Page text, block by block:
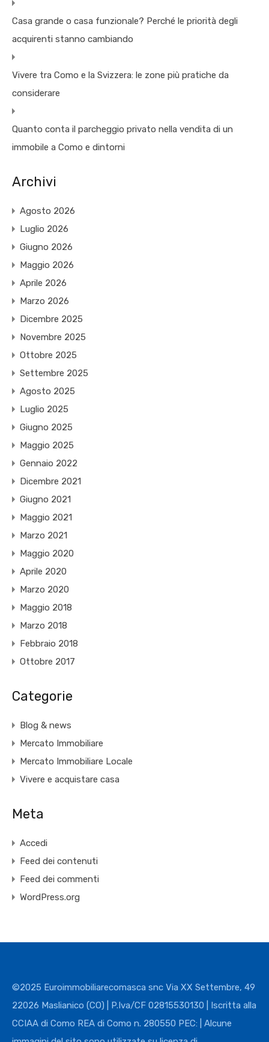
Casa grande o casa funzionale? Perché le priorità degli
acquirenti stanno cambiando
Vivere tra Como e la Svizzera: le zone più pratiche da
considerare
Quanto conta il parcheggio privato nella vendita di un
immobile a Como e dintorni
Archivi
Agosto 2026
Luglio 2026
Giugno 2026
Maggio 2026
Aprile 2026
Marzo 2026
Dicembre 2025
Novembre 2025
Ottobre 2025
Settembre 2025
Agosto 2025
Luglio 2025
Giugno 2025
Maggio 2025
Gennaio 2022
Dicembre 2021
Giugno 2021
Maggio 2021
Marzo 2021
Maggio 2020
Aprile 2020
Marzo 2020
Maggio 2018
Marzo 2018
Febbraio 2018
Ottobre 2017
Categorie
Blog & news
Mercato Immobiliare
Mercato Immobiliare Locale
Vivere e acquistare casa
Meta
Accedi
Feed dei contenuti
Feed dei commenti
WordPress.org
©2025 Euroimmobiliarecomasca snc Via XX Settembre, 49
22026 Maslianico (CO) | P.Iva/CF 02815530130 | Iscritta alla
CCIAA di Como REA di Como n. 280550 PEC: | Alcune